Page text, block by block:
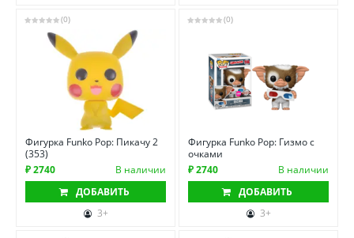
(0)
Фигурка Funko Pop: Пикачу 2
(353)
₽ 2740
В наличии
ДОБАВИТЬ
3+
(0)
Фигурка Funko Pop: Гизмо с
очками
₽ 2740
В наличии
ДОБАВИТЬ
3+